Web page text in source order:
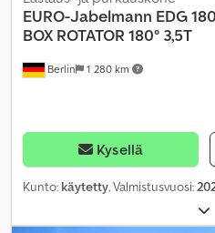
Berlin 1 280 km
EURO-Jabelmann EDG
BOX ROTATOR 180° 3,5T
Kysellä
Kunto: käytetty, Valmistusvuosi: